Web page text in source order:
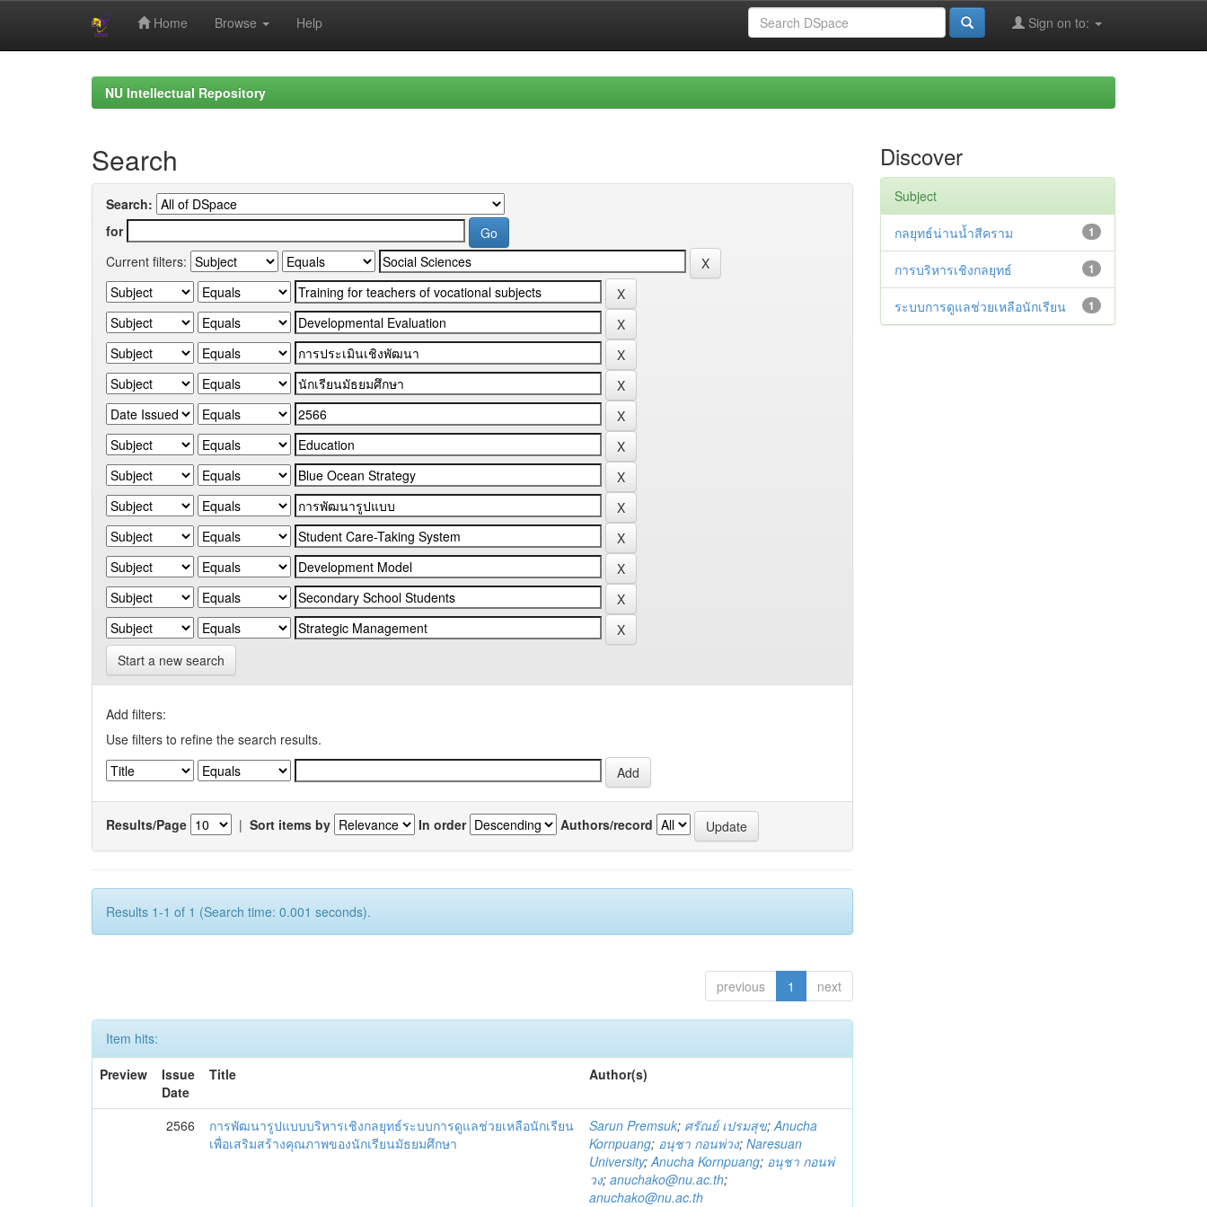
Home Browse Help Sign on to:
NU Intellectual Repository
Search
Search:
for
Current filters:
Start a new search
Add filters:
Use filters to refine the search results.
Results/Page | Sort items by In order Authors/record
Results 1-1 of 1 (Search time: 0.001 seconds).
previous 1 next
Item hits:
Preview
Issue
Date
Title Author(s)
2566
การพัฒนารูปแบบบริหารเชิงกลยุทธ์ระบบการดูแลช่วยเหลือนักเรียน
เพื่อเสริมสร้างคุณภาพของนักเรียนมัธยมศึกษา
Sarun Premsuk; ศรัณย์ เปรมสุข;Anucha
Kornpuang; อนุชา กอนพ่วง;Naresuan
University;Anucha Kornpuang; อนุชา กอนพ่
วง;anuchako@nu.ac.th;
anuchako@nu.ac.th
Discover
Subject
1
กลยุทธ์น่านน้ำสีคราม
1
การบริหารเชิงกลยุทธ์
1
ระบบการดูแลช่วยเหลือนักเรียน